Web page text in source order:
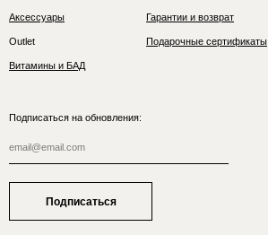
Аксессуары
Outlet
Витамины и БАД
Гарантии и возврат
Подарочные сертификаты
Подписаться на обновления:
Подписаться